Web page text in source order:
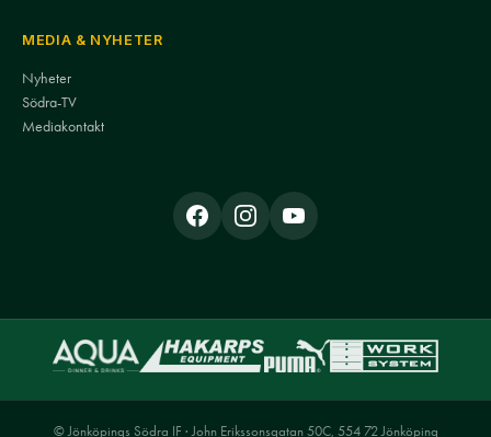
MEDIA & NYHETER
Nyheter
Södra-TV
Mediakontakt
© Jönköpings Södra IF · John Erikssonsgatan 50C, 554 72 Jönköping